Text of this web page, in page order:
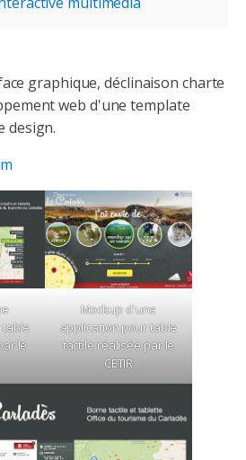
graphique, déclinaison charte
web d'une template
design.
table
le
Mockup d'une
application pour table
tactile réalisée par le
CETIR